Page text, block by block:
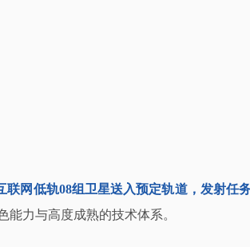
网低轨08组卫星送入预定轨道，发射任务
力与高度成熟的技术体系。